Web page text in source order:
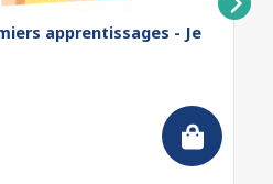
apprentissages - Je